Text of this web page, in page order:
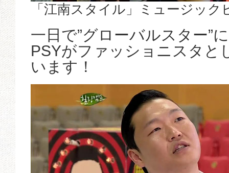
「江南スタイル」ミュージック
一日で”グローバルスター”
PSYがファッショニスタと
います！